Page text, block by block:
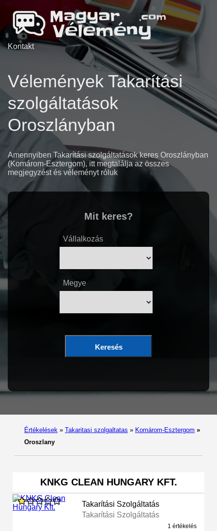
Kontakt
Vélemények Takarítási
szolgáltatások
Oroszlányban
Amennyiben Takarítási szolgáltatások keres Oroszlányban
(Komárom-Esztergom), itt megtalálja az összes
megjegyzést és véleményt róluk
Mit keres?
Vállalkozás
Megye
Keresés
Értékelések » Takaritasi szolgaltatas » Komárom-Esztergom »
Oroszlany
KNKG CLEAN HUNGARY KFT.
Takarítási Szolgáltatás
Takarítási Szolgáltatás
1 értékelés